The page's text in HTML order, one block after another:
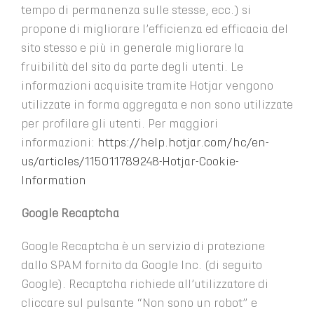
tempo di permanenza sulle stesse, ecc.) si
propone di migliorare l’efficienza ed efficacia del
sito stesso e più in generale migliorare la
fruibilità del sito da parte degli utenti. Le
informazioni acquisite tramite Hotjar vengono
utilizzate in forma aggregata e non sono utilizzate
per profilare gli utenti. Per maggiori
informazioni: https://help.hotjar.com/hc/en-
us/articles/115011789248-Hotjar-Cookie-
Information
Google Recaptcha
Google Recaptcha è un servizio di protezione
dallo SPAM fornito da Google Inc. (di seguito
Google). Recaptcha richiede all’utilizzatore di
cliccare sul pulsante “Non sono un robot” e